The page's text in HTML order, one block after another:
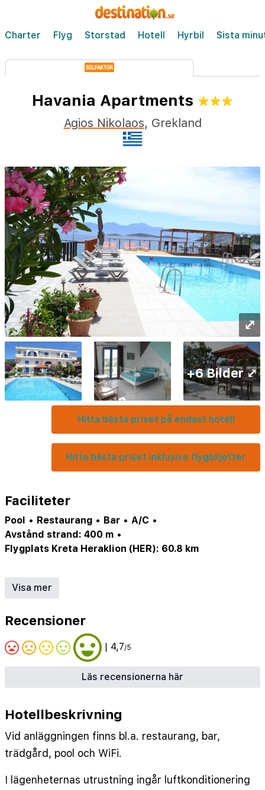
Charter Flyg Storstad Hotell Hyrbil Sista
Havania Apartments
Agios Nikolaos, Grekland
⤢
Hitta bästa priset på endast hotell
Hitta bästa priset inklusive flygbiljetter
+6 Bilder ⤢
Faciliteter
Pool • Restaurang • Bar • A/C •
Avstånd strand: 400 m •
Flygplats Kreta Heraklion (HER): 60.8 km
Visa mer
Recensioner
| 4,7/5
Läs recensionerna här
Hotellbeskrivning
Vid anläggningen finns bl.a. restaurang, bar,
trädgård, pool och WiFi.
I lägenheternas utrustning ingår luftkonditionering